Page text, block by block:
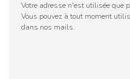
Votre adresse n'est utilisée que
Vous pouvez à tout moment
dans nos mails.